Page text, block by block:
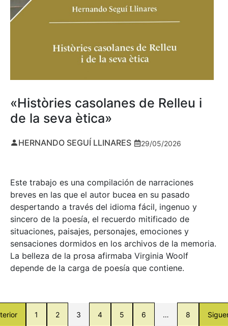
«Històries casolanes de Relleu i
de la seva ètica»
HERNANDO SEGUÍ LLINARES 29/05/2026
Este trabajo es una compilación de narraciones
breves en las que el autor bucea en su pasado
despertando a través del idioma fácil, ingenuo y
sincero de la poesía, el recuerdo mitificado de
situaciones, paisajes, personajes, emociones y
sensaciones dormidos en los archivos de la memoria.
La belleza de la prosa afirmaba Virginia Woolf
depende de la carga de poesía que contiene.
1 2 3 4 5 6 … 8